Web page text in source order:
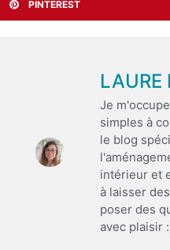
PINTEREST
LAURE
Je
simples à
le blog
intérieur et
à laisser
poser des
avec plaisir